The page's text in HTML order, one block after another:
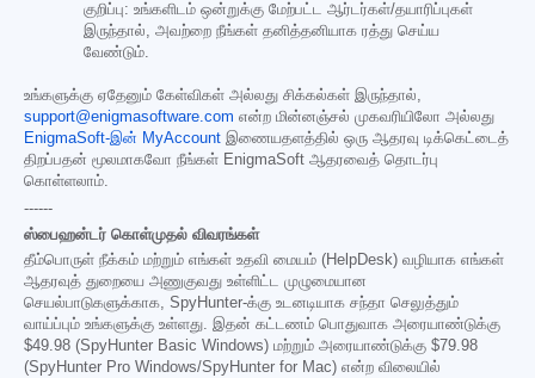
குறிப்பு: உங்களிடம் ஒன்றுக்கு மேற்பட்ட ஆர்டர்கள்/தயாரிப்புகள்
இருந்தால், அவற்றை நீங்கள் தனித்தனியாக ரத்து செய்ய
வேண்டும்.
உங்களுக்கு ஏதேனும் கேள்விகள் அல்லது சிக்கல்கள் இருந்தால்,
support@enigmasoftware.com என்ற மின்னஞ்சல் முகவரியிலோ அல்லது
EnigmaSoft-இன் MyAccount இணையதளத்தில் ஒரு ஆதரவு டிக்கெட்டைத்
திறப்பதன் மூலமாகவோ நீங்கள் EnigmaSoft ஆதரவைத் தொடர்பு
கொள்ளலாம்.
------
ஸ்பைஹன்டர் கொள்முதல் விவரங்கள்
தீம்பொருள் நீக்கம் மற்றும் எங்கள் உதவி மையம் (HelpDesk) வழியாக எங்கள்
ஆதரவுத் துறையை அணுகுவது உள்ளிட்ட முழுமையான
செயல்பாடுகளுக்காக, SpyHunter-க்கு உடனடியாக சந்தா செலுத்தும்
வாய்ப்பும் உங்களுக்கு உள்ளது. இதன் கட்டணம் பொதுவாக அரையாண்டுக்கு
$49.98 (SpyHunter Basic Windows) மற்றும் அரையாண்டுக்கு $79.98
(SpyHunter Pro Windows/SpyHunter for Mac) என்ற விலையில்